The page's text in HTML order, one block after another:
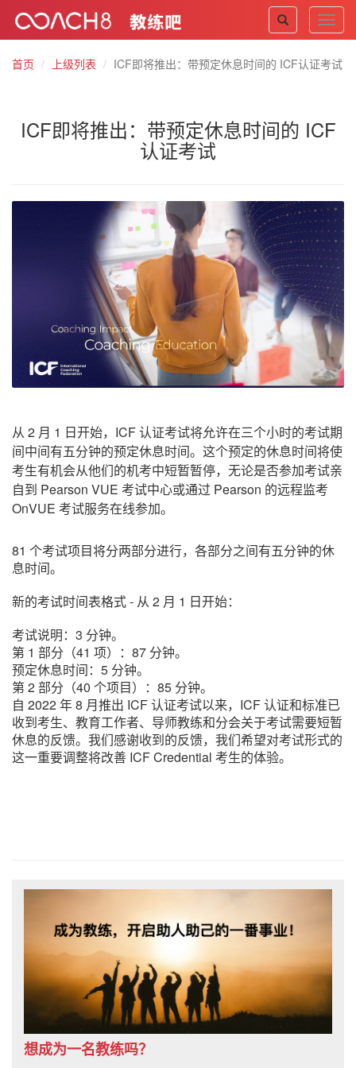
首页
上级列表 ICF即将推出：带预定休息时间的 ICF认证考试
ICF即将推出：带预定休息时间的 ICF
认证考试
从 2 月 1 日开始，ICF 认证考试将允许在三个小时的考试期
间中间有五分钟的预定休息时间。这个预定的休息时间将使
考生有机会从他们的机考中短暂暂停，无论是否参加考试亲
自到 Pearson VUE 考试中心或通过 Pearson 的远程监考
OnVUE 考试服务在线参加。
81 个考试项目将分两部分进行，各部分之间有五分钟的休
息时间。
新的考试时间表格式 - 从 2 月 1 日开始：
考试说明：3 分钟。
第 1 部分（41 项）：87 分钟。
预定休息时间：5 分钟。
第 2 部分（40 个项目）：85 分钟。
自 2022 年 8 月推出 ICF 认证考试以来，ICF 认证和标准已
收到考生、教育工作者、导师教练和分会关于考试需要短暂
休息的反馈。我们感谢收到的反馈，我们希望对考试形式的
这一重要调整将改善 ICF Credential 考生的体验。
想成为一名教练吗？